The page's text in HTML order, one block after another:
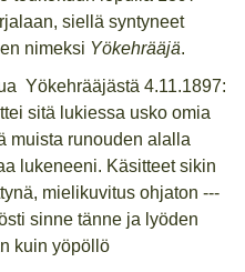
siellä syntyneet
nimeksi Yökehrääjä.
Yökehrääjästä 4.11.1897:
sitä lukiessa usko omia
muista runouden alalla
lukeneeni. Käsitteet sikin
mielikuvitus ohjaton ---
sinne tänne ja lyöden
kuin yöpöllö